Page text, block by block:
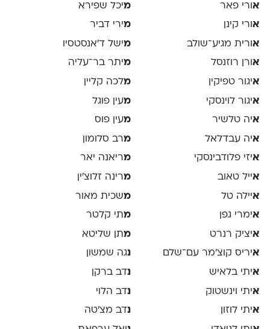
אורי פאר
אורי קינן
אורית מגיע־שולב
אורן רוזנסל
איגור טפיקין
איגור לוינסקי
איה טלשיר
איה עבדלאל
איזי פלודבינסקי
אייל טאוב
איילה טל
אימרי גפן
איציק רנרט
איריס קוצ׳מר עם־שלם
איתי בלאיש
איתי וינשטוק
איתי לוזון
מיכל שפירא
מירי דביר
מישל ד׳אנסטסיו
מיתר בר־עליה
מלכה קליין
מעין פוגל
מעין פוס
מרב סלומון
מריאנה יאר
מרינה זלוצ׳ין
משכית מאור
מתי קלטר
מתן שליטא
נגה שמשון
נדב ברקן
נדב הלוי
נדב מצ׳טה